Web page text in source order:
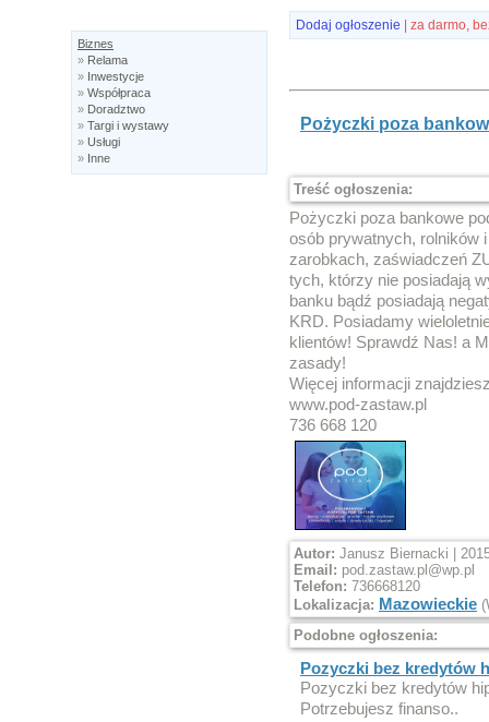
Biznes
» Relama
» Inwestycje
» Współpraca
» Doradztwo
» Targi i wystawy
» Usługi
» Inne
Dodaj ogłoszenie | za darmo,
Pożyczki poza
Treść ogłoszenia:
Pożyczki poza bankowe
osób prywatnych, rolników
zarobkach, zaświadczeń
tych, którzy nie posiadają
banku bądź posiadają
KRD. Posiadamy
klientów! Sprawdź Nas! a
zasady!
Więcej informacji
www.pod-zastaw.pl
736 668 120
Autor: Janusz Biernacki |
Email: pod.zastaw.pl@wp.pl
Telefon: 736668120
Lokalizacja: Mazowieckie
Podobne ogłoszenia:
Pozyczki bez kredytów
Pozyczki bez kredytów
Potrzebujesz finanso..